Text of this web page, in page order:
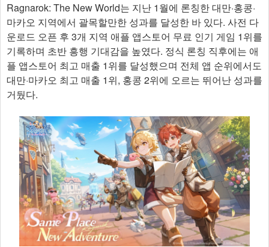
Ragnarok: The New World는 지난 1월에 론칭한 대만·홍콩·
마카오 지역에서 괄목할만한 성과를 달성한 바 있다. 사전 다
운로드 오픈 후 3개 지역 애플 앱스토어 무료 인기 게임 1위를
기록하며 초반 흥행 기대감을 높였다. 정식 론칭 직후에는 애
플 앱스토어 최고 매출 1위를 달성했으며 전체 앱 순위에서도
대만·마카오 최고 매출 1위, 홍콩 2위에 오르는 뛰어난 성과를
거뒀다.